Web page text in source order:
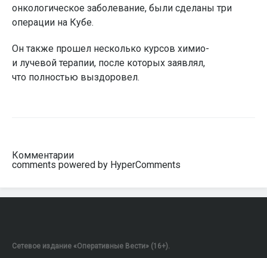
онкологическое заболевание, были сделаны три
операции на Кубе.
Он также прошел несколько курсов химио-
и лучевой терапии, после которых заявлял,
что полностью выздоровел.
Комментарии
comments powered by HyperComments
Сетевое издание «Оперативные Вести» (16+).